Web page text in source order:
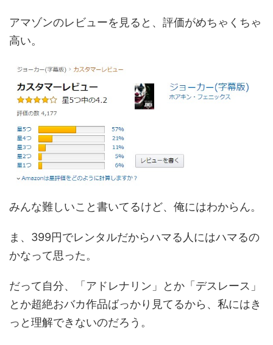
アマゾンのレビューを見ると、評価がめちゃくちゃ
高い。
みんな難しいこと書いてるけど、俺にはわからん。
ま、399円でレンタルだからハマる人にはハマるの
かなって思った。
だって自分、「アドレナリン」とか「デスレース」
とか超絶おバカ作品ばっかり見てるから、私にはき
っと理解できないのだろう。